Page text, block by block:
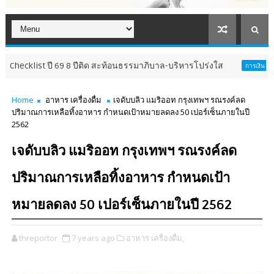
ปี 69 8 ปีติด สะท้อนธรรมาภิบาล-บริหารโปร่งใส การเงิน การลงทุน
Home อาหาร เครื่องดื่ม
เจดับบลิว แมริออท กรุงเทพฯ รณรงค์ลด
ปริมาณการเหลือทิ้งอาหาร กำหนดเป้าหมายลดลง 50 เปอร์เซ็นภายในปี
2562
เจดับบลิว แมริออท กรุงเทพฯ รณรงค์ลด
ปริมาณการเหลือทิ้งอาหาร กำหนดเป้า
หมายลดลง 50 เปอร์เซ็นภายในปี 2562
threportor 7 years ago อาหาร เครื่องดื่ม,